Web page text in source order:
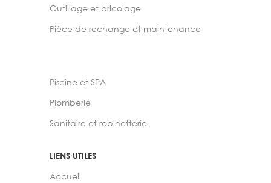
Outillage et bricolage
Pièce de rechange et maintenance
Piscine et SPA
Plomberie
Sanitaire et robinetterie
LIENS UTILES
Accueil